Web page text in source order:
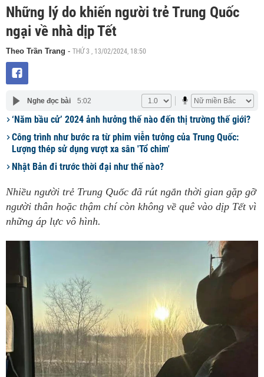
Những lý do khiến người trẻ Trung Quốc
ngại về nhà dịp Tết
Theo Trần Trang - THỨ 3 , 13/02/2024, 18:50
Nghe đọc bài 5:02
‘Năm bầu cử’ 2024 ảnh hưởng thế nào đến thị trường thế giới?
Công trình như bước ra từ phim viễn tưởng của Trung Quốc:
Lượng thép sử dụng vượt xa sân 'Tổ chim'
Nhật Bản đi trước thời đại như thế nào?
Nhiều người trẻ Trung Quốc đã rút ngắn thời gian gặp gỡ
người thân hoặc thậm chí còn không về quê vào dịp Tết vì
những áp lực vô hình.